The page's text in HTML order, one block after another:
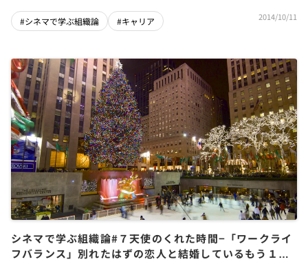
#シネマで学ぶ組織論 #キャリア 2014/10/11
シネマで学ぶ組織論#７天使のくれた時間−「ワークライ
フバランス」別れたはずの恋人と結婚しているもう１つ